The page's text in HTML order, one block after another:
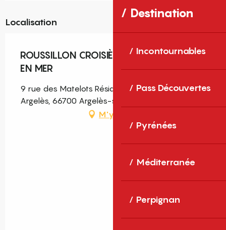
Destination
Incontournables
Pass Découvertes
Pyrénées
Méditerranée
Perpignan
Localisation
ROUSSILLON CROISIÈRES - PROMENADE
EN MER
9 rue des Matelots Résidence Atalaya, Port-
Argelès, 66700 Argelès-sur-Mer
M'y rendre